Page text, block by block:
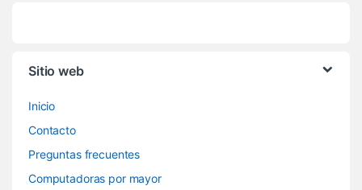
Sitio web
Inicio
Contacto
Preguntas frecuentes
Computadoras por mayor